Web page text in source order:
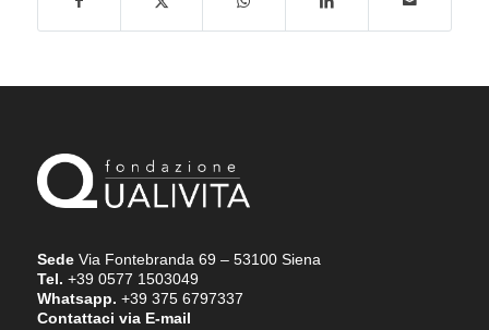
SedeVia Fontebranda 69 – 53100 Siena
Tel. +39 0577 1503049
Whatsapp. +39 375 6797337
Contattaci via E-mail